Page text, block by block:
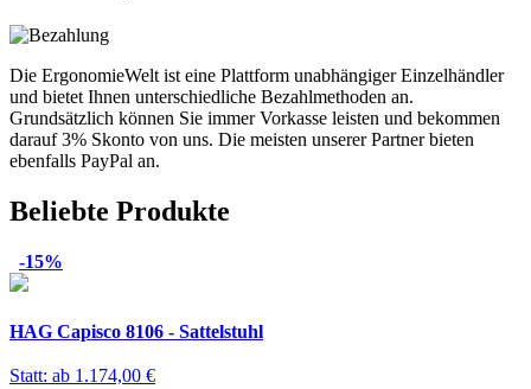
Die ErgonomieWelt ist eine Plattform unabhängiger Einzelhändler
und bietet Ihnen unterschiedliche Bezahlmethoden an.
Grundsätzlich können Sie immer Vorkasse leisten und bekommen
darauf 3% Skonto von uns. Die meisten unserer Partner bieten
ebenfalls PayPal an.
Beliebte Produkte
-15%
HAG Capisco 8106 - Sattelstuhl
Statt: ab 1.174,00 €